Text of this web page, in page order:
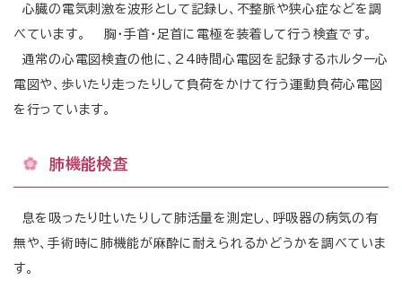
心臓の電気刺激を波形として記録し、不整脈や狭心症などを調
べています。 胸・手首・足首に電極を装着して行う検査です。
通常の心電図検査の他に、24時間心電図を記録するホルター心
電図や、歩いたり走ったりして負荷をかけて行う運動負荷心電図
を行っています。
肺機能検査
息を吸ったり吐いたりして肺活量を測定し、呼吸器の病気の有
無や、手術時に肺機能が麻酔に耐えられるかどうかを調べていま
す。